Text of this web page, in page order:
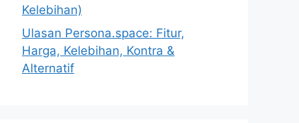
Kelebihan)
Ulasan Persona.space: Fitur,
Harga, Kelebihan, Kontra &
Alternatif